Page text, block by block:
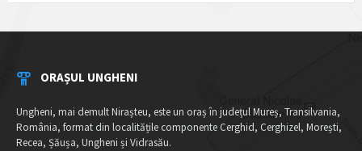
ORAȘUL UNGHENI
Ungheni, mai demult Nirașteu, este un oraș în județul Mureș, Transilvania,
România, format din localitățile componente Cerghid, Cerghizel, Morești,
Recea, Șăușa, Ungheni și Vidrasău.